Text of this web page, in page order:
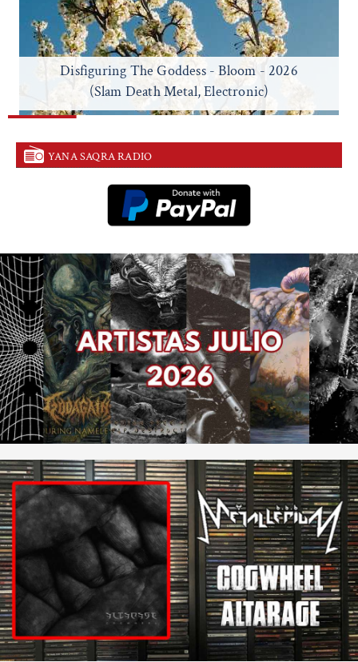
Disfiguring The Goddess - Bloom - 2026
(Slam Death Metal, Electronic)
YANA SAQRA RADIO